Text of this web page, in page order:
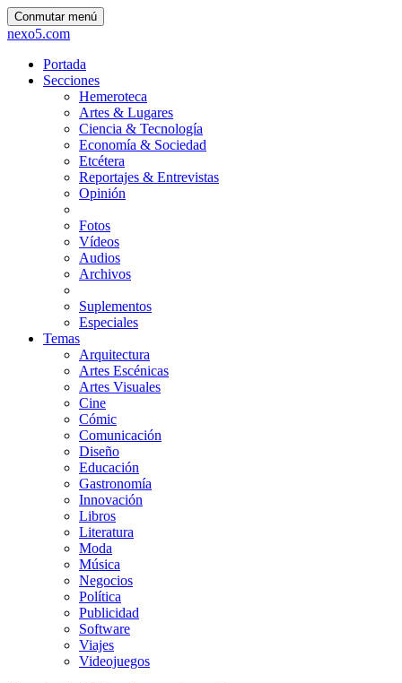
Conmutar menú
nexo5.com
Portada
Secciones
Hemeroteca
Artes & Lugares
Ciencia & Tecnología
Economía & Sociedad
Etcétera
Reportajes & Entrevistas
Opinión
Fotos
Vídeos
Audios
Archivos
Suplementos
Especiales
Temas
Arquitectura
Artes Escénicas
Artes Visuales
Cine
Cómic
Comunicación
Diseño
Educación
Gastronomía
Innovación
Libros
Literatura
Moda
Música
Negocios
Política
Publicidad
Software
Viajes
Videojuegos